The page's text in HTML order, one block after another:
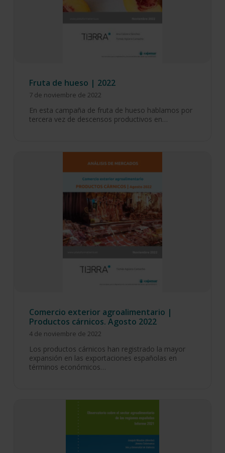
Fruta de hueso | 2022
7 de noviembre de 2022
En esta campaña de fruta de hueso hablamos por
tercera vez de descensos productivos en…
Comercio exterior agroalimentario |
Productos cárnicos. Agosto 2022
4 de noviembre de 2022
Los productos cárnicos han registrado la mayor
expansión en las exportaciones españolas en
términos económicos…